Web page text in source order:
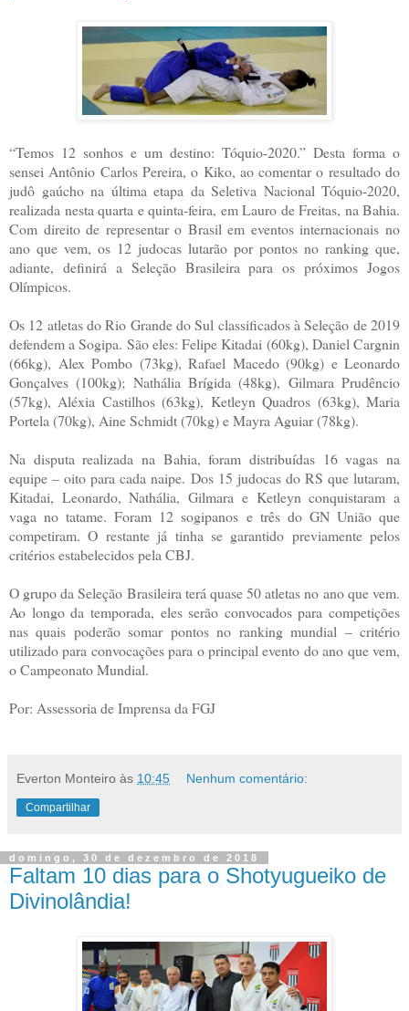
“Temos 12 sonhos e um destino: Tóquio-2020.” Desta forma o
sensei Antônio Carlos Pereira, o Kiko, ao comentar o resultado do
judô gaúcho na última etapa da Seletiva Nacional Tóquio-2020,
realizada nesta quarta e quinta-feira, em Lauro de Freitas, na Bahia.
Com direito de representar o Brasil em eventos internacionais no
ano que vem, os 12 judocas lutarão por pontos no ranking que,
adiante, definirá a Seleção Brasileira para os próximos Jogos
Olímpicos.
Os 12 atletas do Rio Grande do Sul classificados à Seleção de 2019
defendem a Sogipa. São eles: Felipe Kitadai (60kg), Daniel Cargnin
(66kg), Alex Pombo (73kg), Rafael Macedo (90kg) e Leonardo
Gonçalves (100kg); Nathália Brígida (48kg), Gilmara Prudêncio
(57kg), Aléxia Castilhos (63kg), Ketleyn Quadros (63kg), Maria
Portela (70kg), Aine Schmidt (70kg) e Mayra Aguiar (78kg).
Na disputa realizada na Bahia, foram distribuídas 16 vagas na
equipe – oito para cada naipe. Dos 15 judocas do RS que lutaram,
Kitadai, Leonardo, Nathália, Gilmara e Ketleyn conquistaram a
vaga no tatame. Foram 12 sogipanos e três do GN União que
competiram. O restante já tinha se garantido previamente pelos
critérios estabelecidos pela CBJ.
O grupo da Seleção Brasileira terá quase 50 atletas no ano que vem.
Ao longo da temporada, eles serão convocados para competições
nas quais poderão somar pontos no ranking mundial – critério
utilizado para convocações para o principal evento do ano que vem,
o Campeonato Mundial.
Por: Assessoria de Imprensa da FGJ
Everton Monteiro às 10:45 Nenhum comentário:
Compartilhar
domingo, 30 de dezembro de 2018
Faltam 10 dias para o Shotyugueiko de
Divinolândia!